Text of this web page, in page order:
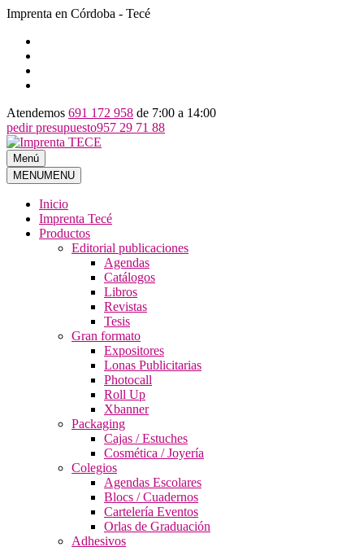
Imprenta en Córdoba - Tecé
Atendemos 691 172 958 de 7:00 a 14:00
pedir presupuesto957 29 71 88
Ir
al
contenido
Imprenta TECE
Imprenta TECE
Menú
MENUMENU
Inicio
Imprenta Tecé
Productos
Editorial publicaciones
Agendas
Catálogos
Libros
Revistas
Tesis
Gran formato
Expositores
Lonas Publicitarias
Photocall
Roll Up
Xbanner
Packaging
Cajas / Estuches
Cosmética / Joyería
Colegios
Agendas Escolares
Blocs / Cuadernos
Cartelería Eventos
Orlas de Graduación
Adhesivos